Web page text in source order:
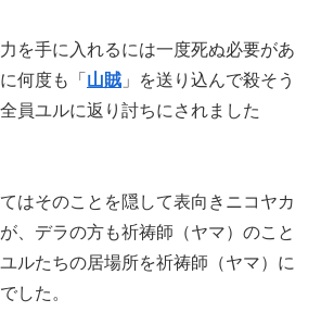
を手に入れるには一度死ぬ必要があ
何度も「山賊 」を送り込んで殺そう
員ユルに返り討ちにされました
はそのことを隠して表向きニコヤカ
、デラの方も祈祷師（ヤマ）のこと
ルたちの居場所を祈祷師（ヤマ）に
した。